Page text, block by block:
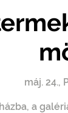
máj. 24.,
a